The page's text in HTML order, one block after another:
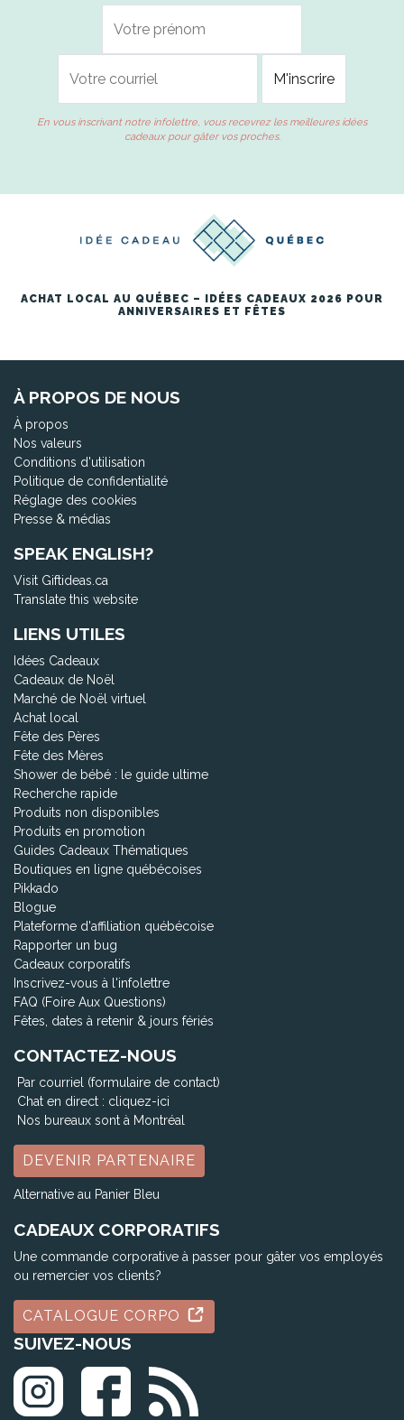
En vous inscrivant notre infolettre, vous recevrez les meilleures idées
cadeaux pour gâter vos proches.
ACHAT LOCAL AU QUÉBEC – IDÉES CADEAUX 2026 POUR
ANNIVERSAIRES ET FÊTES
À PROPOS DE NOUS
À propos
Nos valeurs
Conditions d'utilisation
Politique de confidentialité
Réglage des cookies
Presse & médias
SPEAK ENGLISH?
Visit Giftideas.ca
Translate this website
LIENS UTILES
Idées Cadeaux
Cadeaux de Noël
Marché de Noël virtuel
Achat local
Fête des Pères
Fête des Mères
Shower de bébé : le guide ultime
Recherche rapide
Produits non disponibles
Produits en promotion
Guides Cadeaux Thématiques
Boutiques en ligne québécoises
Pikkado
Blogue
Plateforme d'affiliation québécoise
Rapporter un bug
Cadeaux corporatifs
Inscrivez-vous à l'infolettre
FAQ (Foire Aux Questions)
Fêtes, dates à retenir & jours fériés
CONTACTEZ-NOUS
Par courriel (formulaire de contact)
Chat en direct : cliquez-ici
Nos bureaux sont à Montréal
DEVENIR PARTENAIRE
Alternative au Panier Bleu
CADEAUX CORPORATIFS
Une commande corporative à passer pour gâter vos employés
ou remercier vos clients?
CATALOGUE CORPO
SUIVEZ-NOUS